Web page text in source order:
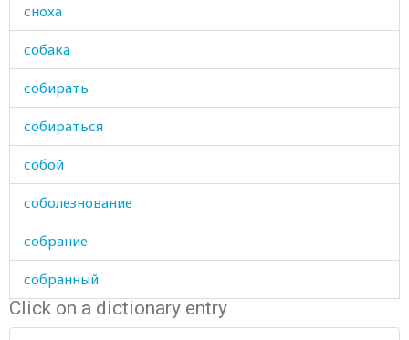
сноха
собака
собирать
собираться
собой
соболезнование
собрание
собранный
собственность
Click on a dictionary entry